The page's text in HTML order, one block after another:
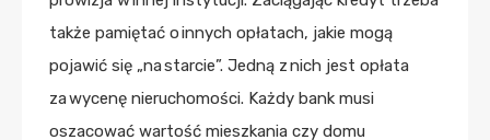
także pamiętać o innych opłatach, jakie mogą
pojawić się „na starcie”. Jedną z nich jest opłata
za wycenę nieruchomości. Każdy bank musi
oszacować wartość mieszkania czy domu